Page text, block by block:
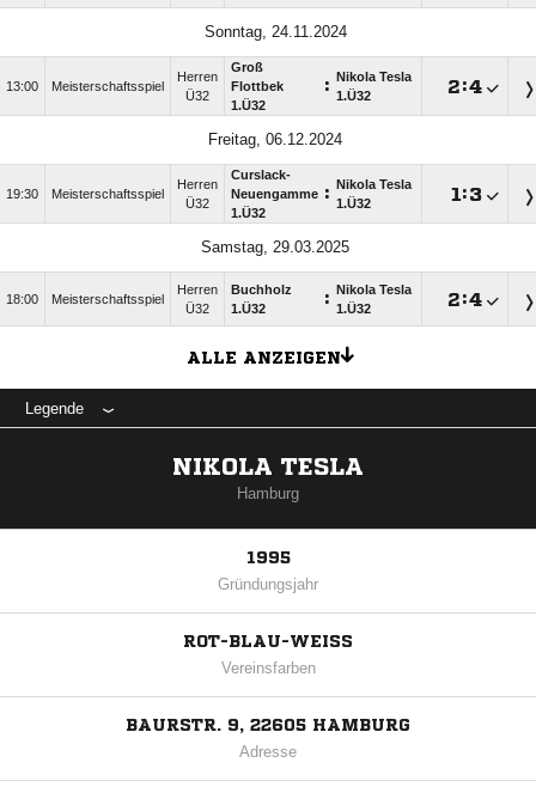
Sonntag, 24.11.2024
13:00 Meisterschaftsspiel
Herren
Ü32
Groß
Flottbek
1.Ü32
:
Nikola Tesla
1.Ü32
:
Freitag, 06.12.2024
19:30 Meisterschaftsspiel
Herren
Ü32
Curslack-
Neuengamme
1.Ü32
:
Nikola Tesla
1.Ü32
:
Samstag, 29.03.2025
18:00 Meisterschaftsspiel
Herren
Ü32
Buchholz
1.Ü32
:
Nikola Tesla
1.Ü32
:
ALLE ANZEIGEN
Legende
NIKOLA TESLA
Hamburg
1995
Gründungsjahr
ROT-BLAU-WEISS
Vereinsfarben
BAURSTR. 9, 22605 HAMBURG
Adresse